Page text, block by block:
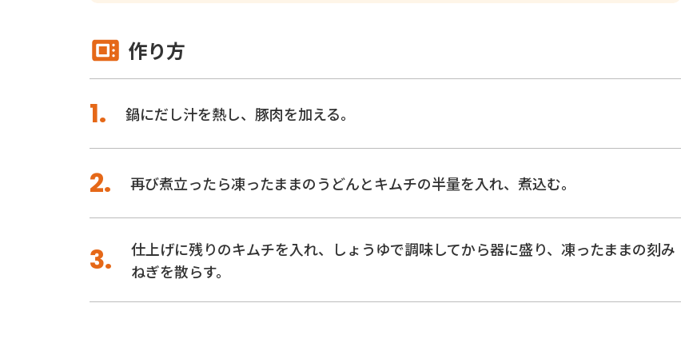
作り方
鍋にだし汁を熱し、豚肉を加える。
再び煮立ったら凍ったままのうどんとキムチの半量を入れ、煮込む。
仕上げに残りのキムチを入れ、しょうゆで調味してから器に盛り、凍ったままの刻み
ねぎを散らす。